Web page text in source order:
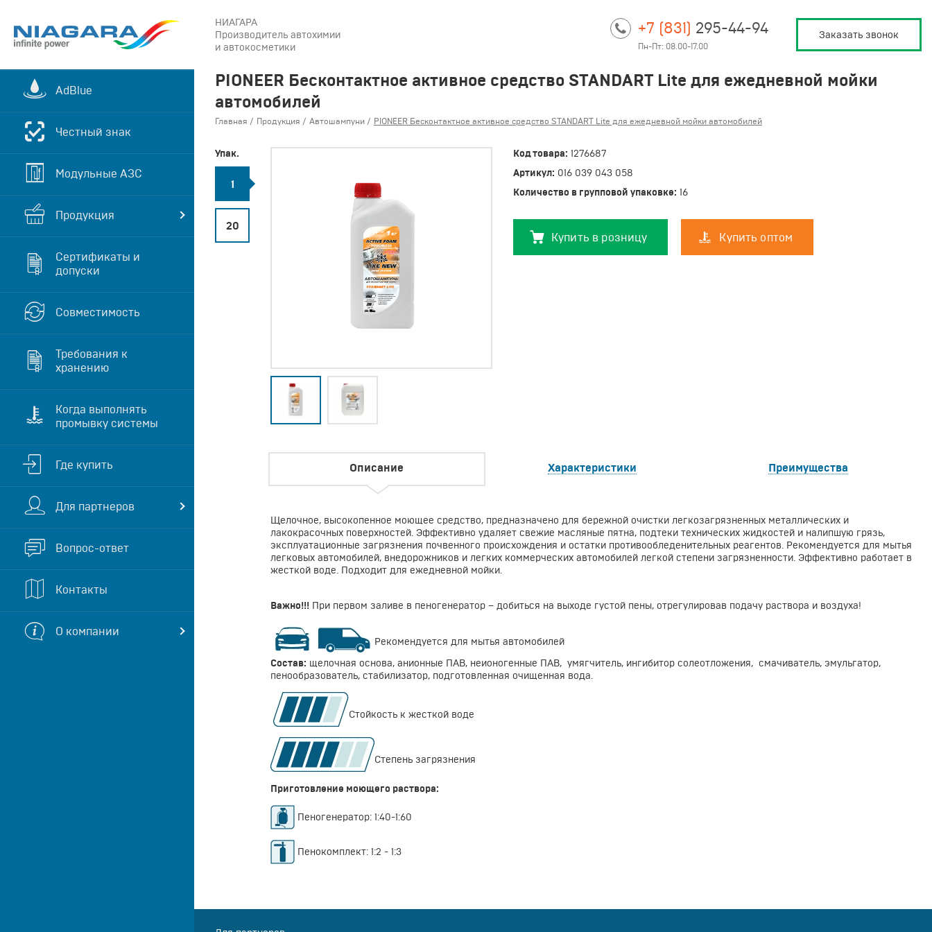
НИАГАРА
Производитель автохимии
и автокосметики
+7 (831) 295-44-94
Пн-Пт: 08.00-17.00
Заказать звонок
AdBlue
Честный знак
Модульные АЗС
Продукция
Сертификаты и
допуски
Совместимость
Требования к
хранению
Когда выполнять
промывку системы
Где купить
Для партнеров
Вопрос-ответ
Контакты
О компании
PIONEER Бесконтактное активное средство STANDART Lite для ежедневной мойки
автомобилей
Главная Продукция Автошампуни PIONEER Бесконтактное активное средство STANDART Lite для ежедневной мойки автомобилей
Упак.
1
20
Код товара: 1276687
Артикул: 016 039 043 058
Количество в групповой упаковке: 16
Купить в розницу Купить оптом
Описание
Щелочное, высокопенное моющее средство, предназначено для бережной очистки легкозагрязненных металлических и
лакокрасочных поверхностей. Эффективно удаляет свежие масляные пятна, подтеки технических жидкостей и налипшую грязь,
эксплуатационные загрязнения почвенного происхождения и остатки противообледенительных реагентов. Рекомендуется для мытья
легковых автомобилей, внедорожников и легких коммерческих автомобилей легкой степени загрязненности. Эффективно работает в
жесткой воде. Подходит для ежедневной мойки.
Важно!!! При первом заливе в пеногенератор – добиться на выходе густой пены, отрегулировав подачу раствора и воздуха!
Рекомендуется для мытья автомобилей
Состав: щелочная основа, анионные ПАВ, неионогенные ПАВ, умягчитель, ингибитор солеотложения, смачиватель, эмульгатор,
пенообразователь, стабилизатор, подготовленная очищенная вода.
Стойкость к жесткой воде
Степень загрязнения
Приготовление моющего раствора:
Пеногенератор: 1:40-1:60
Пенокомплект: 1:2 - 1:3
Характеристики Преимущества